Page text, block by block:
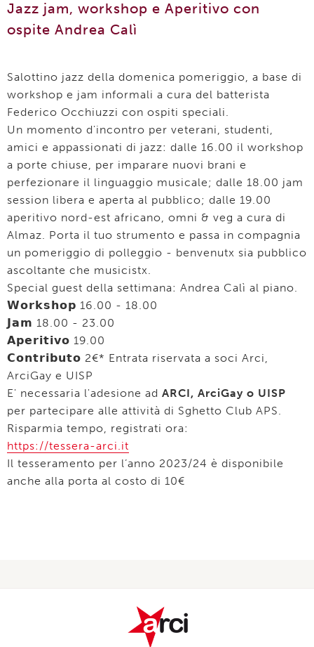
Jazz jam, workshop e Aperitivo con
ospite Andrea Calì
Salottino jazz della domenica pomeriggio, a base di
workshop e jam informali a cura del batterista
Federico Occhiuzzi con ospiti speciali.
Un momento d'incontro per veterani, studenti,
amici e appassionati di jazz: dalle 16.00 il workshop
a porte chiuse, per imparare nuovi brani e
perfezionare il linguaggio musicale; dalle 18.00 jam
session libera e aperta al pubblico; dalle 19.00
aperitivo nord-est africano, omni & veg a cura di
Almaz. Porta il tuo strumento e passa in compagnia
un pomeriggio di polleggio - benvenutx sia pubblico
ascoltante che musicistx.
Special guest della settimana: Andrea Calì al piano.
𝗪𝗼𝗿𝗸𝘀𝗵𝗼𝗽 16.00 - 18.00
𝗝𝗮𝗺 18.00 - 23.00
𝗔𝗽𝗲𝗿𝗶𝘁𝗶𝘃𝗼 19.00
𝗖𝗼𝗻𝘁𝗿𝗶𝗯𝘂𝘁𝗼 2€* Entrata riservata a soci Arci,
ArciGay e UISP
E' necessaria l'adesione ad ARCI, ArciGay o UISP
per partecipare alle attività di Sghetto Club APS.
Risparmia tempo, registrati ora:
https://tessera-arci.it
Il tesseramento per l’anno 2023/24 è disponibile
anche alla porta al costo di 10€